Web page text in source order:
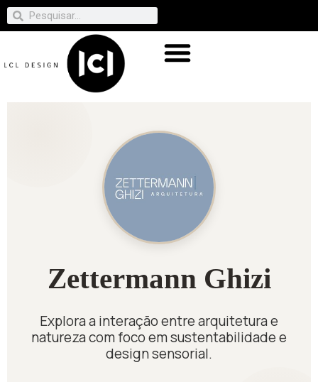
Zettermann Ghizi
Explora a interação entre arquitetura e
natureza com foco em sustentabilidade e
design sensorial.